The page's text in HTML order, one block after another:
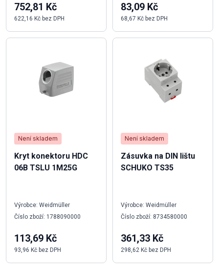
752,81 Kč
622,16 Kč bez DPH
Není skladem
Kryt konektoru HDC
06B TSLU 1M25G
Výrobce: Weidmüller
Číslo zboží: 1788090000
113,69 Kč
93,96 Kč bez DPH
83,09 Kč
68,67 Kč bez DPH
Není skladem
Zásuvka na DIN lištu
SCHUKO TS35
Výrobce: Weidmüller
Číslo zboží: 8734580000
361,33 Kč
298,62 Kč bez DPH